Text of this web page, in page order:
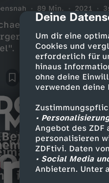
cmp-
Deine
Um dir eine
Cookies und
erforderlich für
hinaus
ohne deine
verwenden deine
•
Angebot des
personalisieren
ZDFtivi. Daten
• Social Media
Anbietern. Unter
89 Min. 2021
Loeken und
Filmwoche 2021
Details
Talk: Wer
in ...